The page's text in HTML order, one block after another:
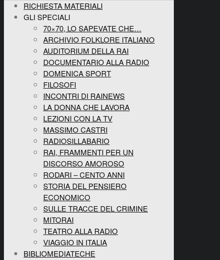
RICHIESTA MATERIALI
GLI SPECIALI
70×70, LO SAPEVATE CHE…
ARCHIVIO FOLKLORE ITALIANO
AUDITORIUM DELLA RAI
DOCUMENTARIO ALLA RADIO
DOMENICA SPORT
FILOSOFI
INCONTRI DI RAINEWS
LA DONNA CHE LAVORA
LEZIONI CON LA TV
MASSIMO CASTRI
RADIOSILLABARIO
RAI, FRAMMENTI PER UN
DISCORSO AMOROSO
RODARI – CENTO ANNI
STORIA DEL PENSIERO
ECONOMICO
SULLE TRACCE DEL CRIMINE
MITORAI
TEATRO ALLA RADIO
VIAGGIO IN ITALIA
BIBLIOMEDIATECHE